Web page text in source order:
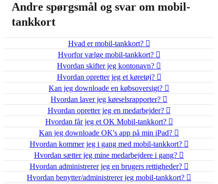
Andre spørgsmål og svar om mobil-
tankkort
Hvad er mobil-tankkort?
Hvorfor vælge mobil-tankkort?
Hvordan skifter jeg kontonavn?
Hvordan opretter jeg et køretøj?
Kan jeg downloade en købsoversigt?
Hvordan laver jeg kørselsrapporter?
Hvordan opretter jeg en medarbejder?
Hvordan får jeg et OK Mobil-tankkort?
Kan jeg downloade OK's app på min iPad?
Hvordan kommer jeg i gang med mobil-tankkort?
Hvordan sætter jeg mine medarbejdere i gang?
Hvordan administrerer jeg en brugers rettigheder?
Hvordan benytter/administrerer jeg mobil-tankkort?